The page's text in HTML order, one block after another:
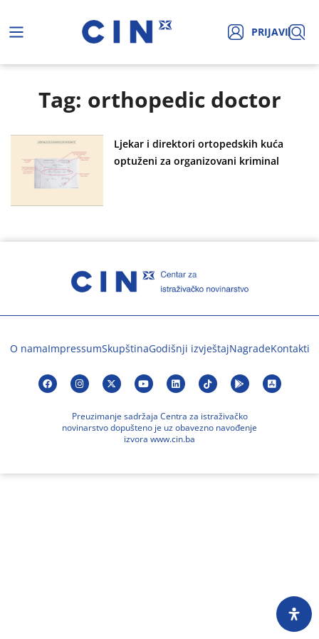
PRIJAVI
Tag: orthopedic doctor
Ljekar i direktori ortopedskih kuća
optuženi za organizovani kriminal
O namaImpressumSkupštinaGodišnji izvještajNagradeKontakti
Preuzimanje sadržaja Centra za istraživačko
novinarstvo dopušteno je uz obavezno navođenje
izvora www.cin.ba